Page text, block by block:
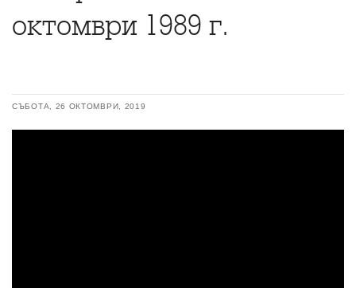
октомври 1989 г.
СЪБОТА, 26 ОКТОМВРИ, 2019